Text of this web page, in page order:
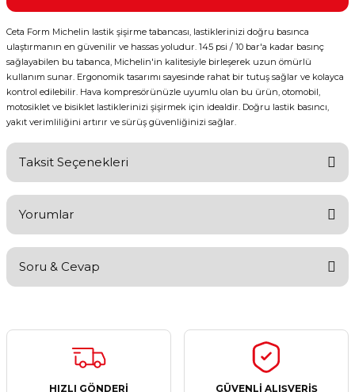
Ceta Form Michelin lastik şişirme tabancası, lastiklerinizi doğru basınca
ulaştırmanın en güvenilir ve hassas yoludur. 145 psi / 10 bar'a kadar basınç
sağlayabilen bu tabanca, Michelin'in kalitesiyle birleşerek uzun ömürlü
kullanım sunar. Ergonomik tasarımı sayesinde rahat bir tutuş sağlar ve kolayca
kontrol edilebilir. Hava kompresörünüzle uyumlu olan bu ürün, otomobil,
motosiklet ve bisiklet lastiklerinizi şişirmek için idealdir. Doğru lastik basıncı,
yakıt verimliliğini artırır ve sürüş güvenliğinizi sağlar.
Taksit Seçenekleri
Yorumlar
Yorum Yaz
Soru & Cevap
Ürün hakkında henüz soru sorulmamış.
HIZLI GÖNDERİ
GÜVENLİ ALIŞVERİŞ